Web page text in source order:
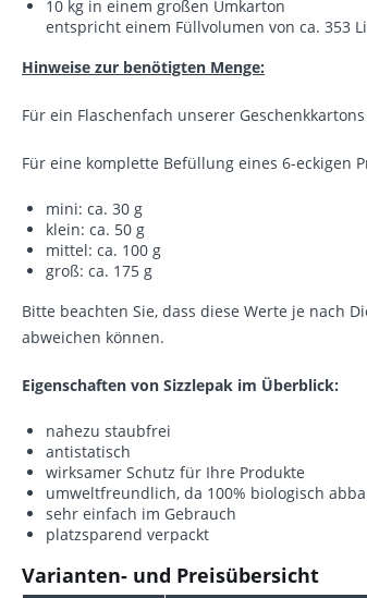
10 kg in einem großen Umkarton
entspricht einem Füllvolumen von ca. 353
Hinweise zur benötigten Menge:
Für ein Flaschenfach unserer
Für eine komplette Befüllung eines 6-eckigen
mini: ca. 30 g
klein: ca. 50 g
mittel: ca. 100 g
groß: ca. 175 g
Bitte beachten Sie, dass diese Werte je nach
abweichen können.
Eigenschaften von Sizzlepak im Überblick:
nahezu staubfrei
antistatisch
wirksamer Schutz für Ihre Produkte
umweltfreundlich, da 100% biologisch
sehr einfach im Gebrauch
platzsparend verpackt
Varianten- und Preisübersicht